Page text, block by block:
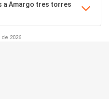
a Amargo tres torres
2026